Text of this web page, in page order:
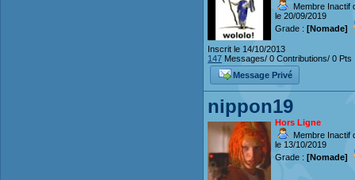
Membre Inactif
le 20/09/2019
Grade : [Nomade]
Inscrit le 14/10/2013
147 Messages/ 0 Contributions/ 0 Pts
Message Privé
nippon19
Hors Ligne
Membre Inactif
le 13/10/2019
Grade : [Nomade]